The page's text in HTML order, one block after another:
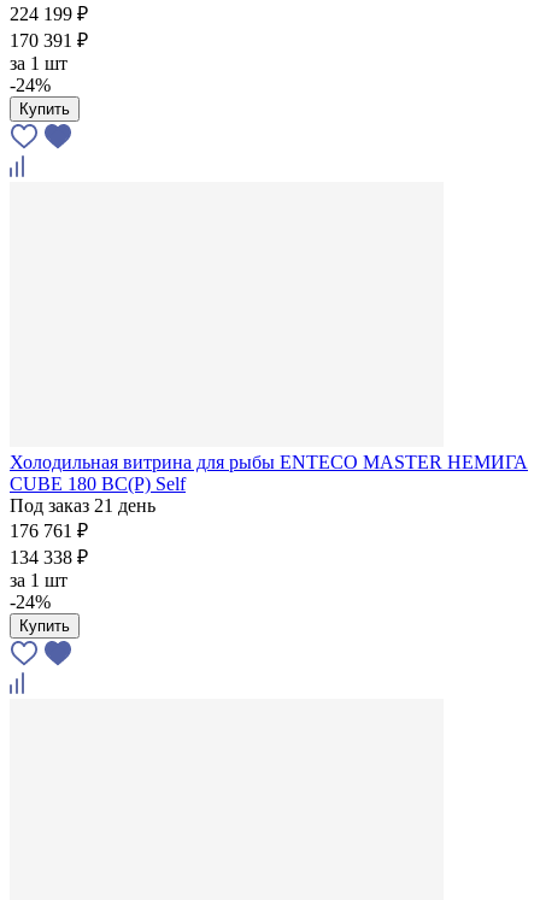
224 199 ₽
170 391 ₽
за 1 шт
-24%
Купить
Холодильная витрина для рыбы ENTECO MASTER НЕМИГА
CUBE 180 ВС(Р) Self
Под заказ 21 день
176 761 ₽
134 338 ₽
за 1 шт
-24%
Купить